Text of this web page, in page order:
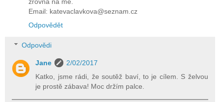
Email: katevaclavkova@seznam.cz
Odpovědět
Odpovědi
Jane
2/02/2017
Katko, jsme rádi, že soutěž baví, to je cílem. S želvou
je prostě zábava! Moc držím palce.